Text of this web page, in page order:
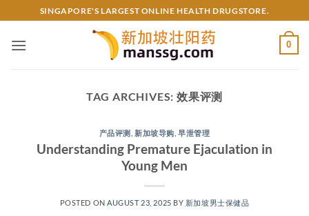
to
content
SINGAPORE'S LARGEST ONLINE HEALTH DRUGSTORE.
0
TAG ARCHIVES: 效果评测
产品评测 ,新加坡导购 ,早泄管理
Understanding Premature Ejaculation in
Young Men​
POSTED ON AUGUST 23, 2025 BY 新加坡男士保健品